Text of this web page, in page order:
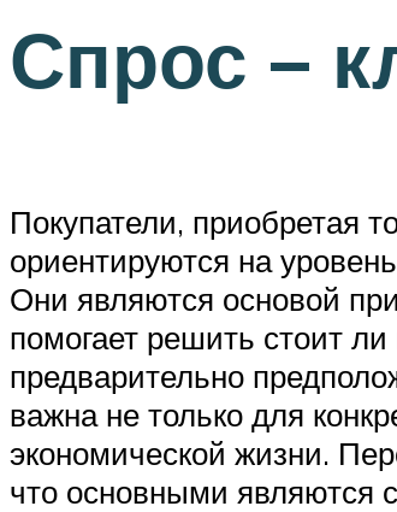
Спрос –
Покупатели, приобретая
ориентируются на
Они являются основой
помогает решить стоит
предварительно
важна не только для
экономической жизни.
что основными являются